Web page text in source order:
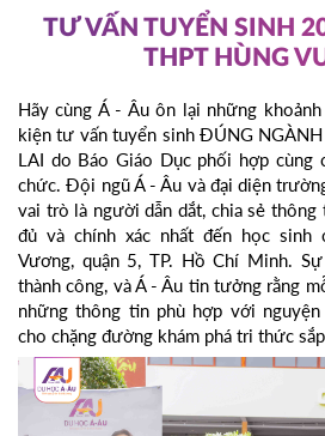
TƯ VẤN TUYỂN SINH
THPT HÙNG
Hãy cùng Á - Âu ôn lại những
kiện tư vấn tuyển sinh ĐÚNG
LAI do Báo Giáo Dục phối hợp cùng
chức. Đội ngũ Á - Âu và đại diện
vai trò là người dẫn dắt, chia sẻ thông
đủ và chính xác nhất đến học sinh
Vương, quận 5, TP. Hồ Chí Minh.
thành công, và Á - Âu tin tưởng rằng
những thông tin phù hợp với nguyện
cho chặng đường khám phá tri thức